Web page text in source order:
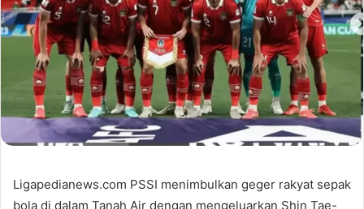
Ligapedianews.com PSSI menimbulkan geger rakyat sepak
bola di dalam Tanah Air dengan mengeluarkan Shin Tae-